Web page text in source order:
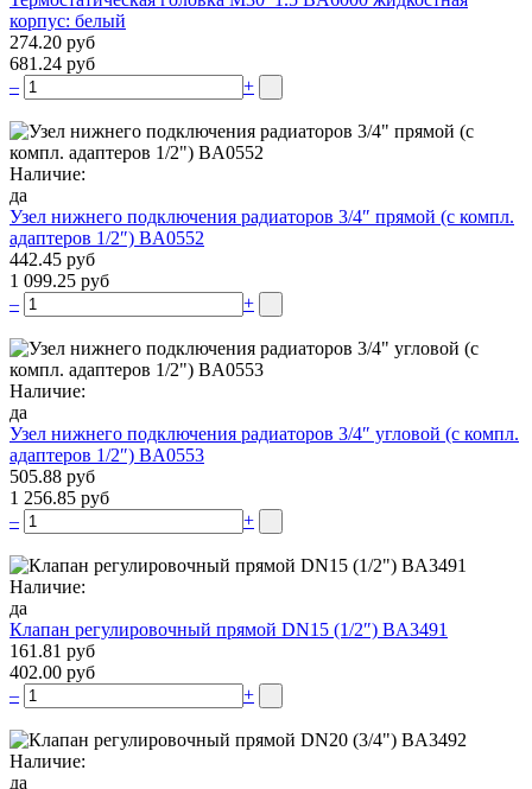
корпус: белый
274.20 руб
681.24 руб
–
+
Наличие:
да
Узел нижнего подключения радиаторов 3/4″ прямой (c компл.
адаптеров 1/2″) BA0552
442.45 руб
1 099.25 руб
–
+
Наличие:
да
Узел нижнего подключения радиаторов 3/4″ угловой (c компл.
адаптеров 1/2″) BA0553
505.88 руб
1 256.85 руб
–
+
Наличие:
да
Клапан регулировочный прямой DN15 (1/2″) BA3491
161.81 руб
402.00 руб
–
+
Наличие:
да